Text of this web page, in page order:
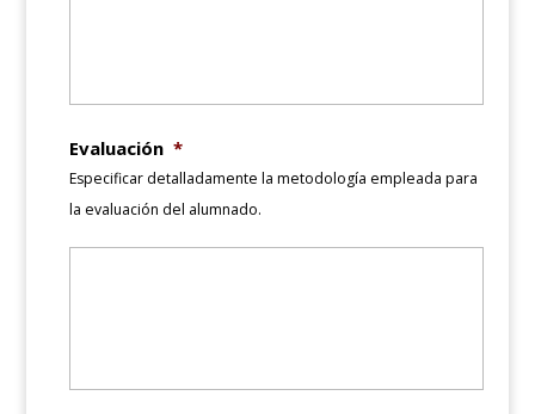
Evaluación *
Especificar detalladamente la metodología empleada para
la evaluación del alumnado.